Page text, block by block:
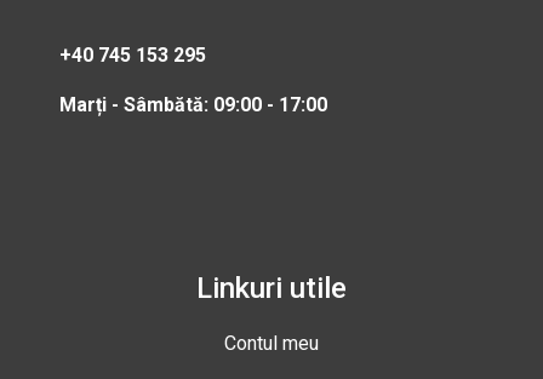
+40 745 153 295
Marți - Sâmbătă: 09:00 - 17:00
Linkuri utile
Contul meu